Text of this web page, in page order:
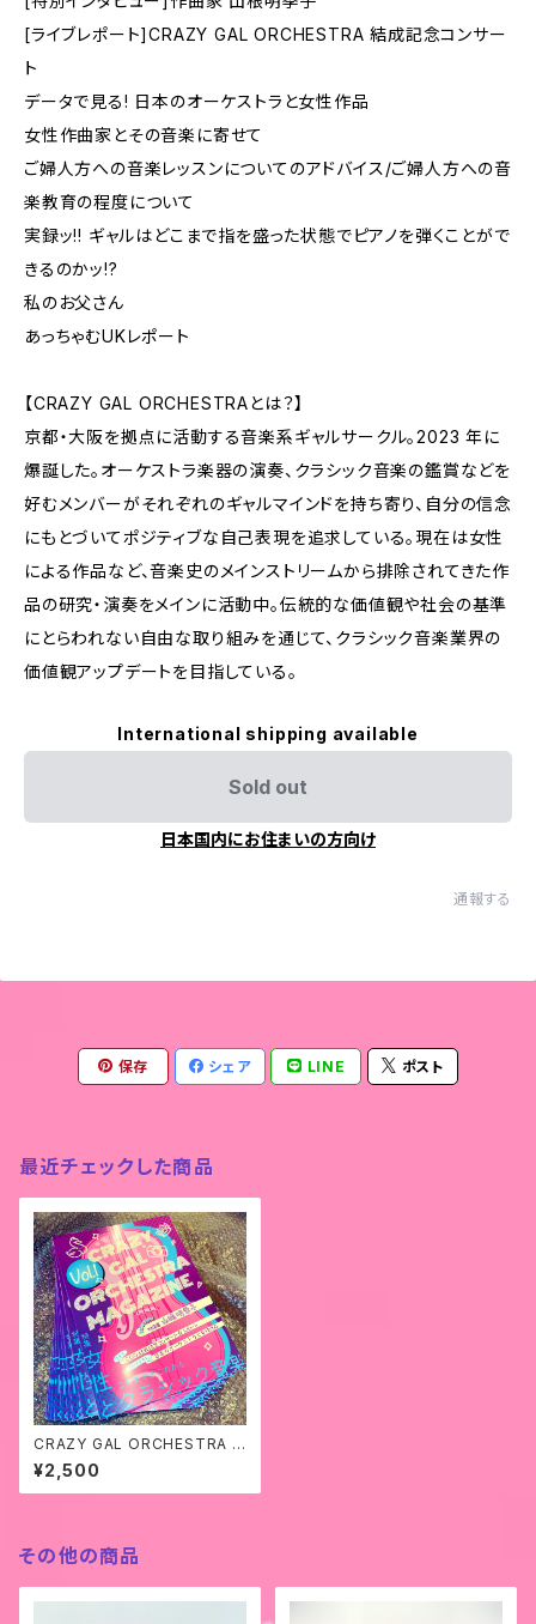
[ライブレポート]CRAZY GAL ORCHESTRA 結成記念コンサー
ト
データで見る! 日本のオーケストラと女性作品
女性作曲家とその音楽に寄せて
ご婦人方への音楽レッスンについてのアドバイス/ご婦人方への音
楽教育の程度について
実録ッ!! ギャルはどこまで指を盛った状態でピアノを弾くことがで
きるのかッ!?
私のお父さん
あっちゃむUKレポート
【CRAZY GAL ORCHESTRAとは？】
京都・大阪を拠点に活動する音楽系ギャルサークル。2023 年に
爆誕した。オーケストラ楽器の演奏、クラシック音楽の鑑賞などを
好むメンバーがそれぞれのギャルマインドを持ち寄り、自分の信念
にもとづいてポジティブな自己表現を追求している。現在は女性
による作品など、音楽史のメインストリームから排除されてきた作
品の研究・演奏をメインに活動中。伝統的な価値観や社会の基準
にとらわれない自由な取り組みを通じて、クラシック音楽業界の
価値観アップデートを目指している。
International shipping available
Sold out
日本国内にお住まいの方向け
通報する
保存 シェア LINE ポスト
最近チェックした商品
CRAZY GAL ORCHESTRA M
AGAZINE vol.1
¥2,500
その他の商品